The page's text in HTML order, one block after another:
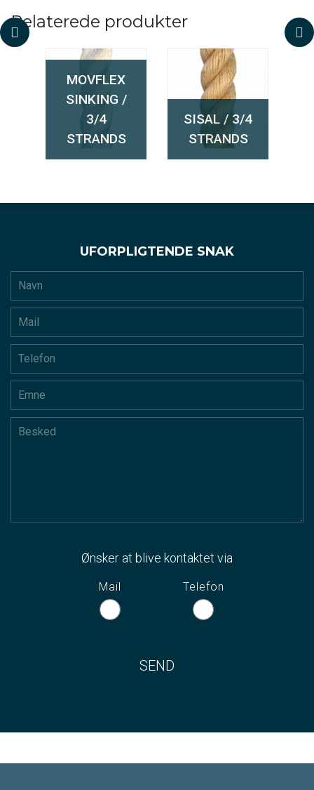
Relaterede produkter
MOVFLEX
SINKING /
3/4
STRANDS
SISAL / 3/4
STRANDS
UFORPLIGTENDE SNAK
Ønsker at blive kontaktet via
Mail Telefon